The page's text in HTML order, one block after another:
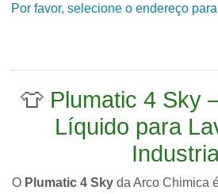
Por favor, selecione o endereço
👕 Plumatic 4 Sky
Líquido para
O Plumatic 4 Skyda Arco Chimica